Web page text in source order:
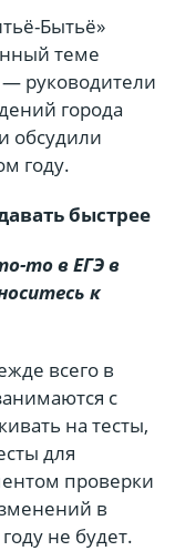
Бытьё»
теме
руководители
города
обсудили
году.
быстрее
то в ЕГЭ в
к
всего в
с
на тесты,
для
проверки
в
не будет.